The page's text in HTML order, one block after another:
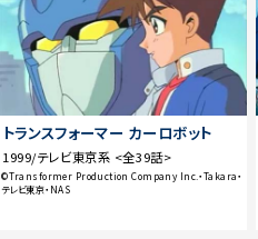
トランスフォーマー カーロボット
1999/テレビ東京系 <全39話>
©Transformer Production Company Inc.・Takara・
テレビ東京・NAS